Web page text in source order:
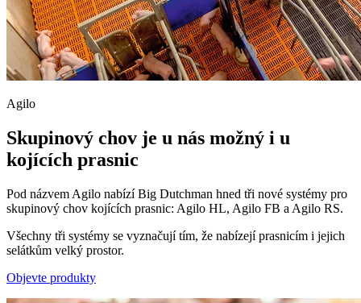
Agilo
Skupinový chov je u nás možný i u
kojících prasnic
Pod názvem Agilo nabízí Big Dutchman hned tři nové systémy pro
skupinový chov kojících prasnic: Agilo HL, Agilo FB a Agilo RS.
Všechny tři systémy se vyznačují tím, že nabízejí prasnicím i jejich
selátkům velký prostor.
Objevte produkty